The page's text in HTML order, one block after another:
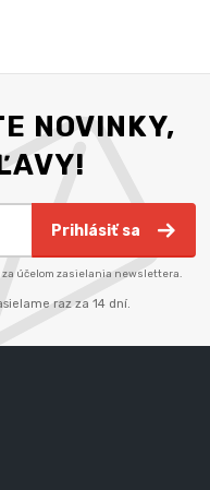
NOVINKY,
Prihlásiť sa
za účelom zasielania newslettera.
raz za 14 dní.